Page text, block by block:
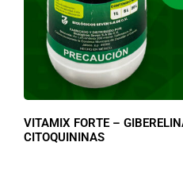
VITAMIX FORTE –
CITOQUININAS